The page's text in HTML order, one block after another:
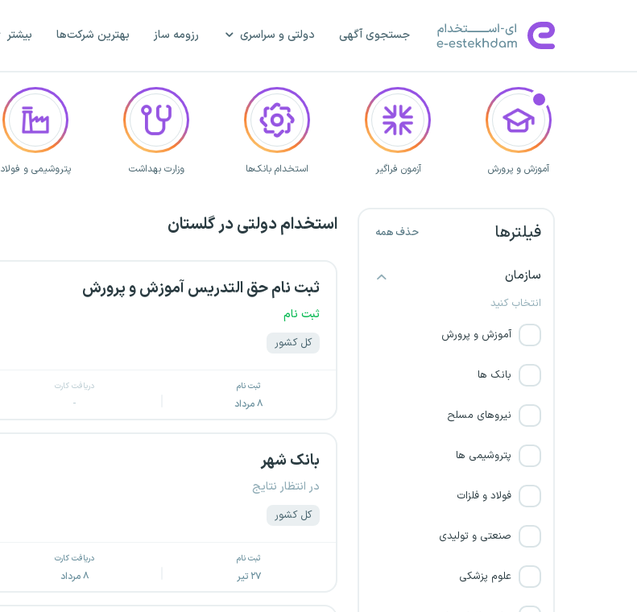
جستجوی آگهی دولتی و سراسری رزومه ساز بهترین شرکت‌ها بیشتر
آموزش و پرورش آزمون فراگیر استخدام بانک‌ها وزارت بهداشت پتروشیمی و فولاد
فیلترها حذف همه
سازمان
انتخاب کنید
آموزش و پرورش
بانک ها
نیروهای مسلح
پتروشیمی ها
فولاد و فلزات
صنعتی و تولیدی
علوم پزشکی
اردبیل
اصفهان
ایلام
بوشهر
خراسان شمالی
خوزستان
زنجان
سمنان
سیستان و بلوچستان
فارس
قزوین
استخدام دولتی در گلستان
ثبت نام حق التدریس آموزش و پرورش
ثبت نام
کل کشور
ثبت نام
۸ مرداد
دریافت کارت
-
بانک شهر
در انتظار نتایج
کل کشور
ثبت نام
۲۷ تیر
دریافت کارت
۸ مرداد